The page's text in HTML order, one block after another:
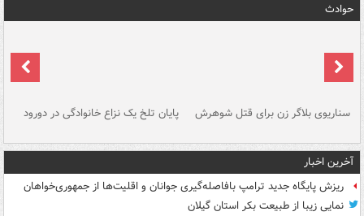
حوادث
سناریوی بلاگر زن برای قتل شوهرش پایان تلخ یک نزاع خانوادگی در دورود
آخرین اخبار
ریزش پایگاه جدید ترامپ بافاصله‌گیری جوانان و اقلیت‌ها از جمهوری‌خواهان
نمایی زیبا از طبیعت بکر استان گیلان